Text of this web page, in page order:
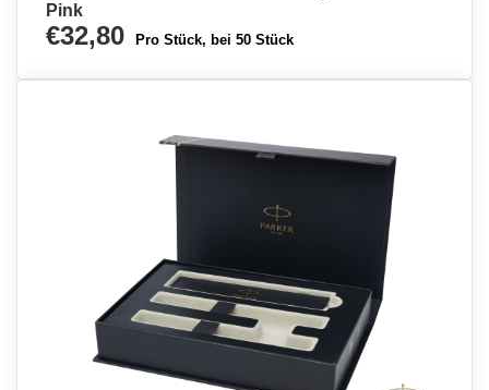
Pink
€32,80 Pro Stück, bei 50 Stück